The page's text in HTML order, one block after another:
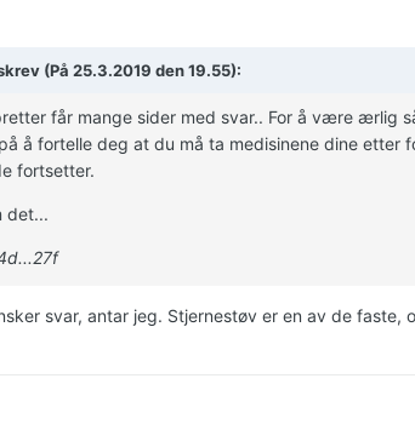
(På 25.3.2019 den 19.55):
får mange sider med svar.. For å være ærlig
å fortelle deg at du må ta medisinene dine etter
fortsetter.
det...
svar, antar jeg. Stjernestøv er en av de